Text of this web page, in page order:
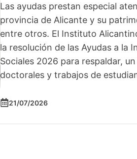
Las ayudas prestan especial
provincia de Alicante y su
entre otros. El Instituto
la resolución de las Ayudas a la
Sociales 2026 para respaldar,
doctorales y trabajos de
21/07/2026